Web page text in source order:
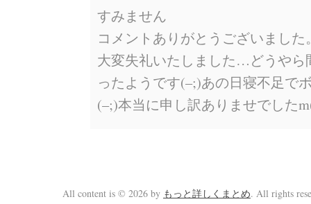
すみません
コメントありがとうございました
大変失礼いたしました…どうやら
ったようです(–;)あの日寝不足で
(–;)本当に申し訳ありませでした
All content is © 2026 by もっと詳しくまとめ. All rights